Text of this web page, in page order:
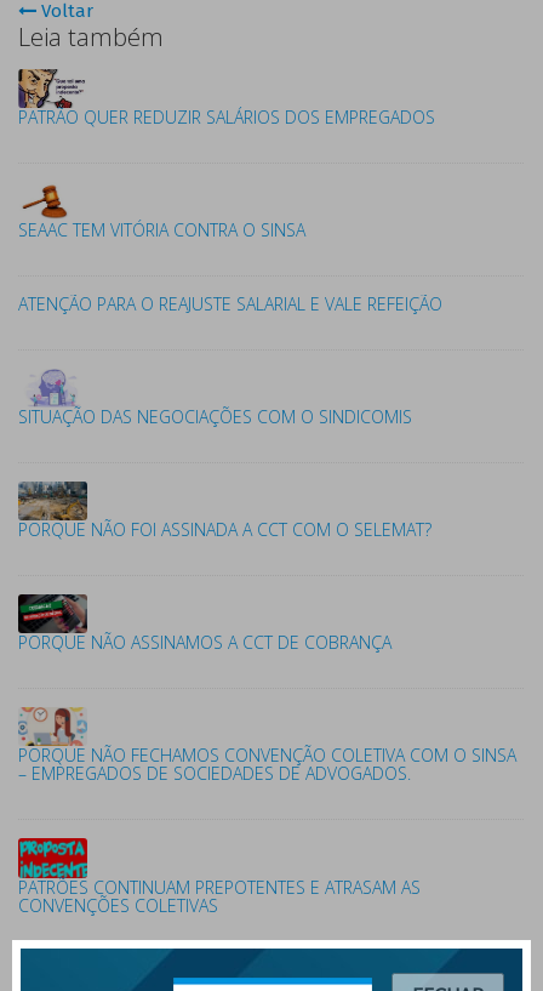
Voltar
Leia também
PATRÃO QUER REDUZIR SALÁRIOS DOS EMPREGADOS
SEAAC TEM VITÓRIA CONTRA O SINSA
ATENÇÃO PARA O REAJUSTE SALARIAL E VALE REFEIÇÃO
SITUAÇÃO DAS NEGOCIAÇÕES COM O SINDICOMIS
PORQUE NÃO FOI ASSINADA A CCT COM O SELEMAT?
PORQUE NÃO ASSINAMOS A CCT DE COBRANÇA
PORQUE NÃO FECHAMOS CONVENÇÃO COLETIVA COM O SINSA
– EMPREGADOS DE SOCIEDADES DE ADVOGADOS.
PATRÕES CONTINUAM PREPOTENTES E ATRASAM AS
CONVENÇÕES COLETIVAS